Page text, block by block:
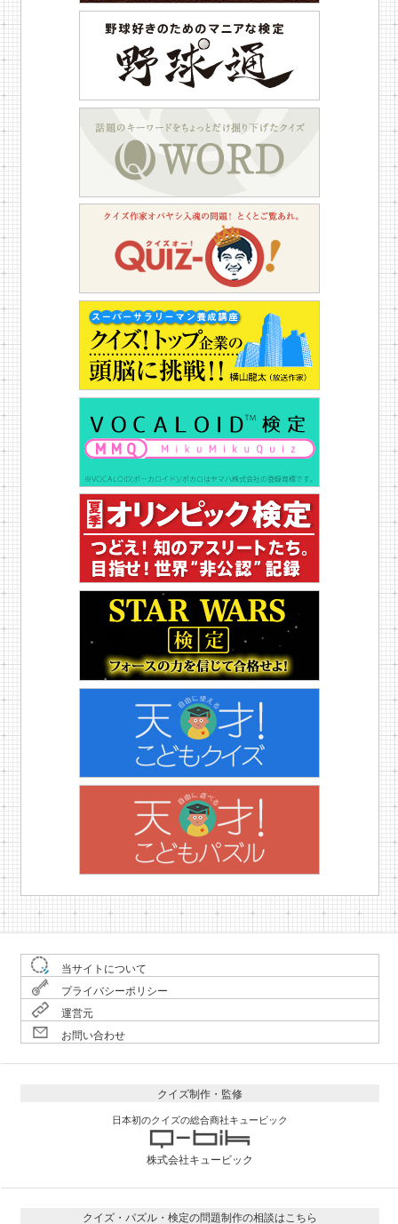
当サイトについて
プライバシーポリシー
運営元
お問い合わせ
クイズ制作・監修
日本初のクイズの総合商社キュービック
株式会社キュービック
クイズ・パズル・検定の問題制作の相談はこちら